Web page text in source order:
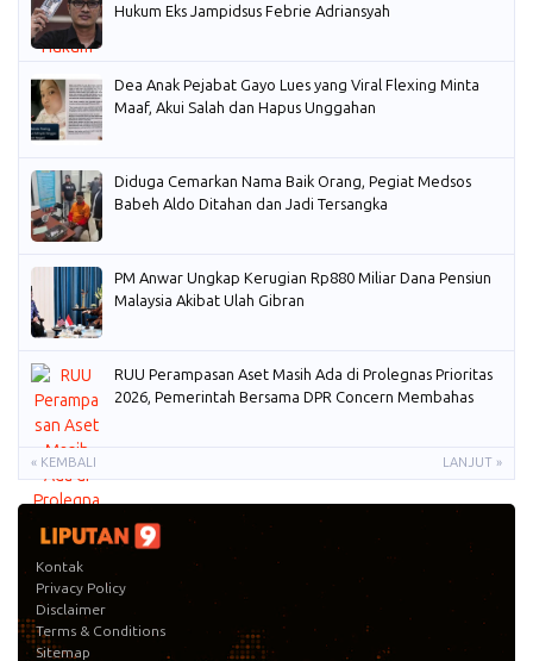
Hukum Eks Jampidsus Febrie Adriansyah
Dea Anak Pejabat Gayo Lues yang Viral Flexing Minta
Maaf, Akui Salah dan Hapus Unggahan
Diduga Cemarkan Nama Baik Orang, Pegiat Medsos
Babeh Aldo Ditahan dan Jadi Tersangka
PM Anwar Ungkap Kerugian Rp880 Miliar Dana Pensiun
Malaysia Akibat Ulah Gibran
RUU Perampasan Aset Masih Ada di Prolegnas Prioritas
2026, Pemerintah Bersama DPR Concern Membahas
« KEMBALI LANJUT »
Kontak
Privacy Policy
Disclaimer
Terms & Conditions
Sitemap